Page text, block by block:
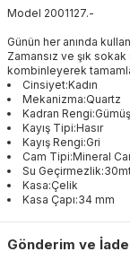
Model 2001127.-
Günün her anında
Zamansız ve şık
kombinleyerek
Cinsiyet:Kadın
Mekanizma:Quartz
Kadran Rengi:Gümüş
Kayış Tipi:Hasır
Kayış Rengi:Gri
Cam Tipi:Mineral
Su
Kasa:Çelik
Kasa Çapı:34 mm
Gönderim ve İade